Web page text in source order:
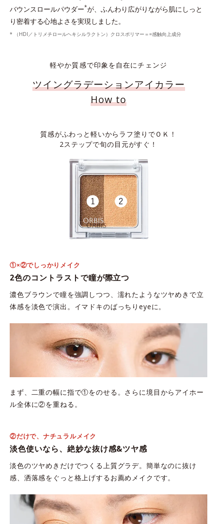
バウンスロールパウダー*が、ふんわり広がりながら肌にしっと
り密着する心地よさを実現しました。
* （HDI／トリメチロールヘキシルラクトン）クロスポリマー＝=感触向上成分
軽やか質感で印象を自在にチェンジ
ツイングラデーションアイカラー
How to
質感がふわっと軽いからラフ塗りでＯＫ！
2ステップで旬の目元がすぐ！
①×②でしっかりメイク
2色のコントラストで瞳が際立つ
濃色ブラウンで瞳を強調しつつ、濡れたようなツヤめきで立
体感を淡色で演出。イマドキのばっちりeyeに。
まず、二重の幅に指で①をのせる。さらに境目からアイホー
ル全体に②を重ねる。
②だけで、ナチュラルメイク
淡色使いなら、絶妙な抜け感&ツヤ感
淡色のツヤめきだけでつくる上質グラデ。簡単なのに抜け
感、洒落感をぐっと格上げするお薦めメイクです。